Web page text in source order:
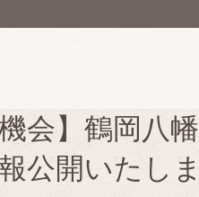
会】鶴岡八
公開いたし